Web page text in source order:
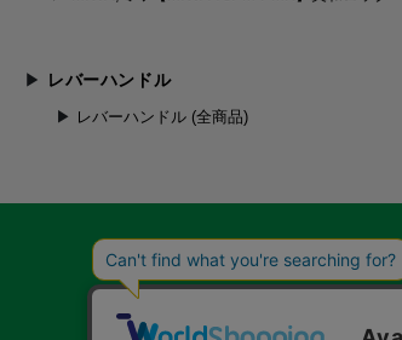
レバーハンドル
レバーハンドル (全商品)